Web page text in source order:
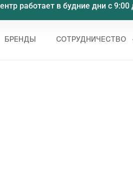
работает в будние дни с 9:00
БРЕНДЫ СОТРУДНИЧЕСТВО